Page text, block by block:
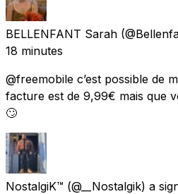
BELLENFANT Sarah
18 minutes
@freemobile c’est possible de
facture est de 9,99€ mais que
🙄
NostalgiK™ (@__Nostalgik) a